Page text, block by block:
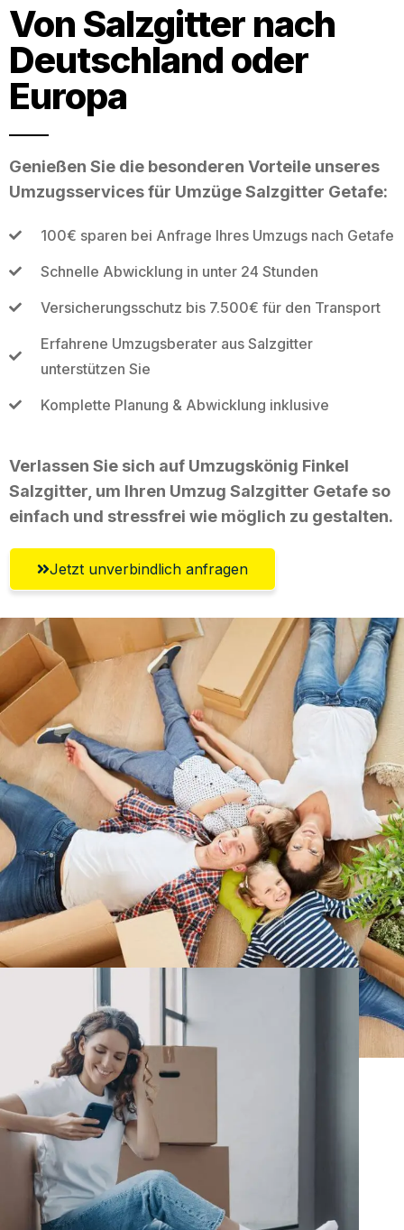
Von Salzgitter nach
Deutschland oder
Europa
Genießen Sie die besonderen Vorteile unseres
Umzugsservices für Umzüge Salzgitter Getafe:
100€ sparen bei Anfrage Ihres Umzugs nach Getafe
Schnelle Abwicklung in unter 24 Stunden
Versicherungsschutz bis 7.500€ für den Transport
Erfahrene Umzugsberater aus Salzgitter
unterstützen Sie
Komplette Planung & Abwicklung inklusive
Verlassen Sie sich auf Umzugskönig Finkel
Salzgitter, um Ihren Umzug Salzgitter Getafe so
einfach und stressfrei wie möglich zu gestalten.
Jetzt unverbindlich anfragen